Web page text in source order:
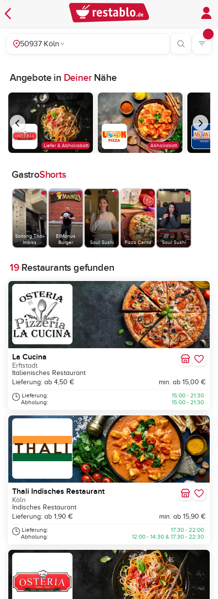
50937 Köln
Angebote in DeinerNähe
Liefer & Abholrabatt Abholrabatt
GastroShorts
Saitong Thai-
Imbiss
EtManus
Burger
Soul Sushi Pizza Cento Soul Sushi
19Restaurants gefunden
La Cucina
Erftstadt
Italienisches Restaurant
Lieferung: ab 4,50 €
min. ab 15,00 €
Lieferung:
Abholung:
15:00 - 21:30
15:00 - 21:30
Thali Indisches Restaurant
Köln
Indisches Restaurant
Lieferung: ab 1,90 €
min. ab 15,90 €
Lieferung:
Abholung:
17:30 - 22:00
12:00 - 14:30 & 17:30 - 22:30